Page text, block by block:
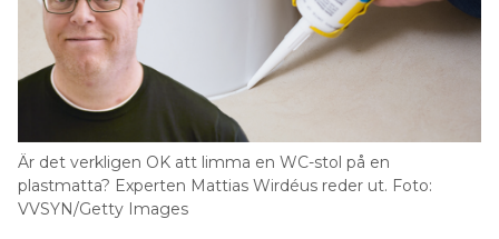
Läs E-tidningen
Om tidningen
Kontakt
Information om GDPR
Search for:
Är det verkligen OK att limma en WC-stol på en
plastmatta? Experten Mattias Wirdéus reder ut. Foto:
VVSYN/Getty Images